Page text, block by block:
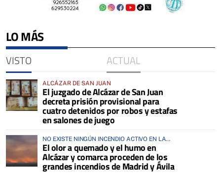
LO MÁS
VISTO ACTUAL
ALCÁZAR DE SAN JUAN
El juzgado de Alcázar de San Juan
decreta prisión provisional para
cuatro detenidos por robos y estafas
en salones de juego
NO EXISTE NINGÚN INCENDIO ACTIVO EN LA
COMARCA
El olor a quemado y el humo en
Alcázar y comarca proceden de los
grandes incendios de Madrid y Ávila